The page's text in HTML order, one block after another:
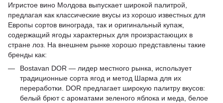
Игристое вино Молдова выпускает широкой палитрой,
предлагая как классические вкусы из хорошо известных для
Европы сортов винограда, так и оригинальный купаж,
содержащий ягоды характерных для произрастающих в
стране лоз. На внешнем рынке хорошо представлены такие
бренды как:
Bostavan DOR — лидер местного рынка, использует
традиционные сорта ягод и метод Шарма для их
переработки. DOR предлагает широкую палитру вкусов:
белый брют с ароматами зеленого яблока и меда, белое